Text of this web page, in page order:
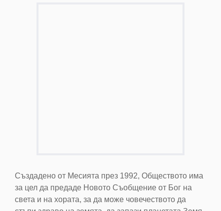
Създадено от Месията през 1992, Обществото има
за цел да предаде Новото Съобщение от Бог на
света и на хората, за да може човечеството да